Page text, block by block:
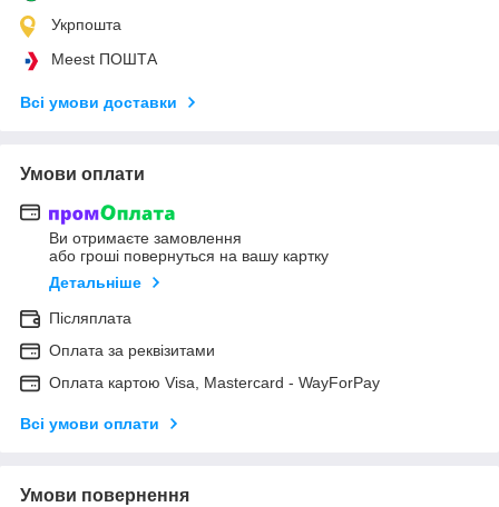
Укрпошта
Meest ПОШТА
Всі умови доставки
Умови оплати
Ви отримаєте замовлення
або гроші повернуться на вашу картку
Детальніше
Післяплата
Оплата за реквізитами
Оплата картою Visa, Mastercard - WayForPay
Всі умови оплати
Умови повернення